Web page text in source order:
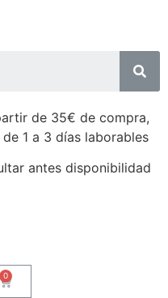
de 35€ de compra,
1 a 3 días laborables
antes disponibilidad